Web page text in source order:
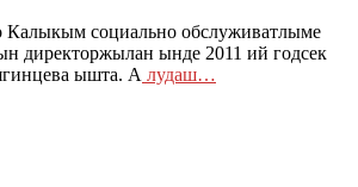
Калыкым социально обслуживатлыме
директоржылан ынде 2011 ий годсек
ышта. А лудаш…